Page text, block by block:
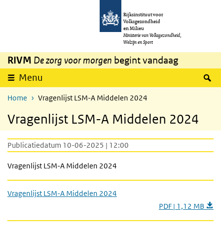
Overslaan en naar de inhoud gaan
Rijksinstituut voor
Volksgezondheid
en Milieu
Ministerie van Volksgezondheid,
Welzijn en Sport
RIVM De zorg voor morgen begint vandaag
Menu
Home Vragenlijst LSM-A Middelen 2024
Vragenlijst LSM-A Middelen 2024
Publicatiedatum 10-06-2025 | 12:00
Vragenlijst LSM-A Middelen 2024
Vragenlijst LSM-A Middelen 2024
PDF | 1,12 MB